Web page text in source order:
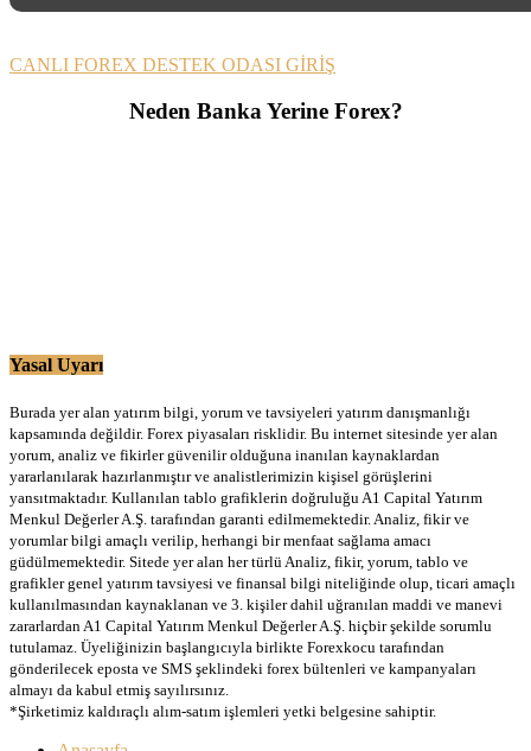
CANLI FOREX DESTEK ODASI GİRİŞ
Neden Banka Yerine Forex?
Yasal Uyarı
Burada yer alan yatırım bilgi, yorum ve tavsiyeleri yatırım danışmanlığı
kapsamında değildir. Forex piyasaları risklidir. Bu internet sitesinde yer alan
yorum, analiz ve fikirler güvenilir olduğuna inanılan kaynaklardan
yararlanılarak hazırlanmıştır ve analistlerimizin kişisel görüşlerini
yansıtmaktadır. Kullanılan tablo grafiklerin doğruluğu A1 Capital Yatırım
Menkul Değerler A.Ş. tarafından garanti edilmemektedir. Analiz, fikir ve
yorumlar bilgi amaçlı verilip, herhangi bir menfaat sağlama amacı
güdülmemektedir. Sitede yer alan her türlü Analiz, fikir, yorum, tablo ve
grafikler genel yatırım tavsiyesi ve finansal bilgi niteliğinde olup, ticari amaçlı
kullanılmasından kaynaklanan ve 3. kişiler dahil uğranılan maddi ve manevi
zararlardan A1 Capital Yatırım Menkul Değerler A.Ş. hiçbir şekilde sorumlu
tutulamaz. Üyeliğinizin başlangıcıyla birlikte Forexkocu tarafından
gönderilecek eposta ve SMS şeklindeki forex bültenleri ve kampanyaları
almayı da kabul etmiş sayılırsınız.
*Şirketimiz kaldıraçlı alım-satım işlemleri yetki belgesine sahiptir.